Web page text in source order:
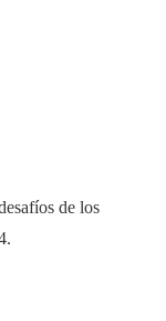
de los